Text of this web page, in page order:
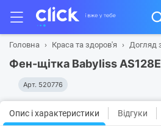
Головна Краса та здоров'я Догляд
Фен-щітка Babyliss AS128E
Арт. 520776
Опис і характеристики Відгуки